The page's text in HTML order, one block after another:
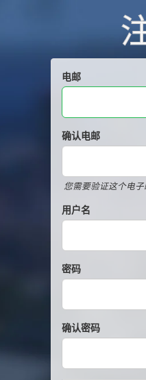
电邮
确认电邮
您需要验证这个电子
用户名
密码
确认密码